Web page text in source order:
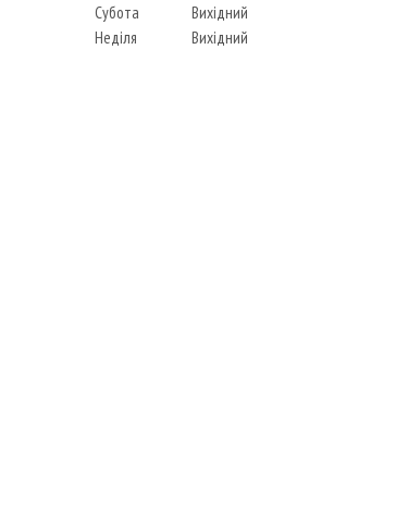
Субота
Вихідний
Неділя
Вихідний